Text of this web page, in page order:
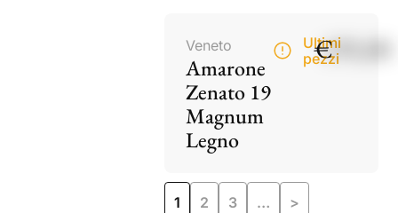
Veneto
Amarone
Zenato 19
Magnum
Legno
Ultimi
pezzi
€195,00
1 2 3 … >